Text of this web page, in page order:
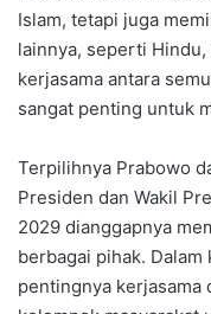
Islam, tetapi juga
lainnya, seperti
kerjasama antara
sangat penting untuk
Terpilihnya Prabowo
Presiden dan Wakil
2029 dianggapnya
berbagai pihak.
pentingnya kerjasama